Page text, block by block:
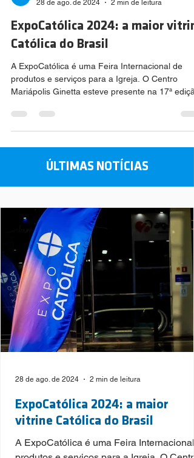
28 de ago. de 2024
2 min de leitura
ExpoCatólica 2024: a maior
Católica do Brasil
A ExpoCatólica é uma Feira Internacional de
Mariápolis Ginetta esteve presente na 17ª
ÚLTIMAS NOTÍCIAS
ExpoCatólica 2024: a maior
vitrine Católica do Brasil
28 de ago. de 2024 2 min de leitura